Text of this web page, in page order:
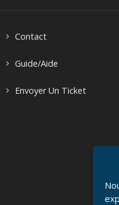
Contact
Envoyer Un Ticket
Guide/Aide